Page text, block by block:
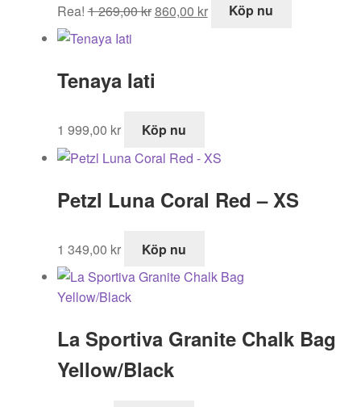
Rea! 1 269,00kr
ursprungliga
1
860,00 kr
nuvarande
Köp nu
Tenaya Iati
1 999,00 kr Köp nu
Petzl Luna Coral Red – XS
1 349,00 kr Köp nu
La Sportiva Granite Chalk Bag
Yellow/Black